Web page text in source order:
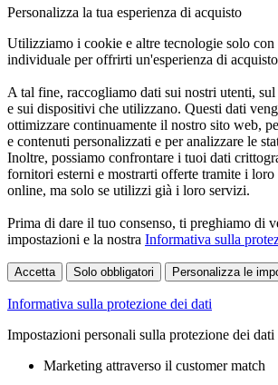
Personalizza la tua esperienza di acquisto
Utilizziamo i cookie e altre tecnologie solo con
individuale per offrirti un'esperienza di
A tal fine, raccogliamo dati sui nostri utenti,
e sui dispositivi che utilizzano. Questi dati
ottimizzare continuamente il nostro sito web,
e contenuti personalizzati e per analizzare le
Inoltre, possiamo confrontare i tuoi dati
fornitori esterni e mostrarti offerte tramite i
online, ma solo se utilizzi già i loro servizi.
Prima di dare il tuo consenso, ti preghiamo di
impostazioni e la nostra Informativa sulla
Accetta Solo obbligatori Personalizza le
Informativa sulla protezione dei dati
Impostazioni personali sulla protezione dei dati
Marketing attraverso il customer match